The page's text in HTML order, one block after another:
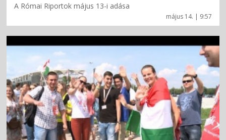
május 14. | 9:57
A Római Riportok május 13-i adása